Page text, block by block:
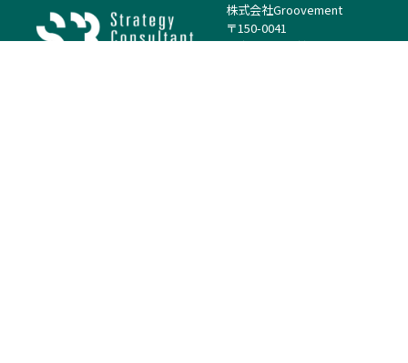
株式会社Groovement
〒150-0041
東京都渋谷区神南1丁目23−14